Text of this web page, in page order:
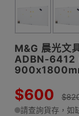
M&G 晨光文
ADBN-
$600
請查詢貨存，如